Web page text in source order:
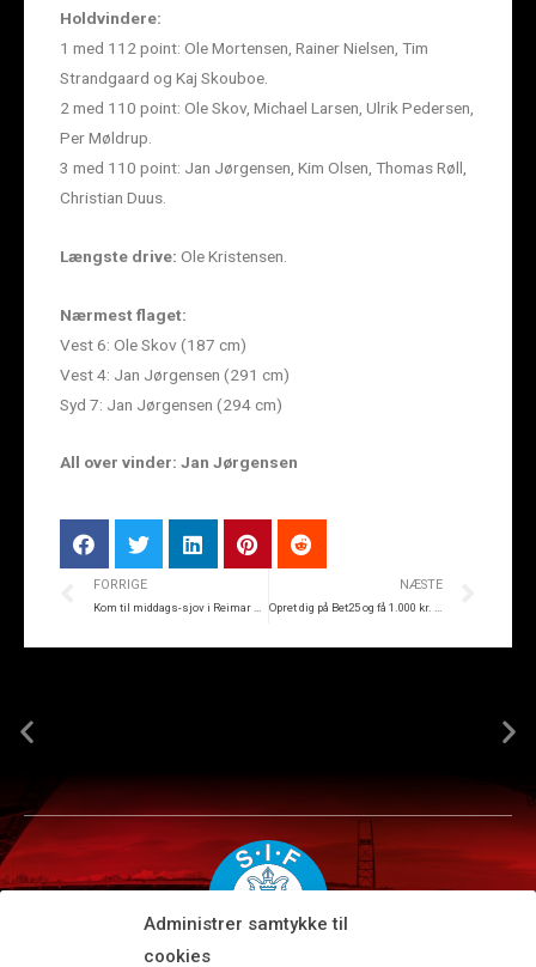
Administrer samtykke til
cookies
Holdvindere:
1 med 112 point: Ole Mortensen, Rainer Nielsen, Tim
Strandgaard og Kaj Skouboe.
2 med 110 point: Ole Skov, Michael Larsen, Ulrik Pedersen,
Per Møldrup.
3 med 110 point: Jan Jørgensen, Kim Olsen, Thomas Røll,
Christian Duus.
Længste drive: Ole Kristensen.
Nærmest flaget:
Vest 6: Ole Skov (187 cm)
Vest 4: Jan Jørgensen (291 cm)
Syd 7: Jan Jørgensen (294 cm)
All over vinder: Jan Jørgensen
FORRIGE
Kom til middags-sjov i Reimar Foyeren på søndag
NÆSTE
Opret dig på Bet25 og få 1.000 kr. i bonus